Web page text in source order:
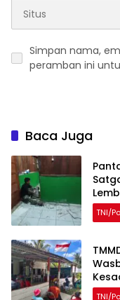
Simpan nama,
peramban ini
Baca Juga
TNI/
TNI/